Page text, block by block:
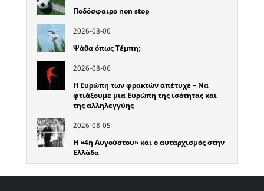
Ποδόσφαιρο non stop
2026-08-06
Ψάθα όπως Τέμπη;
2026-08-06
Η Ευρώπη των φρακτών απέτυχε – Να
φτιάξουμε μια Ευρώπη της ισότητας και
της αλληλεγγύης
2026-08-05
Η «4η Αυγούστου» και ο αυταρχισμός στην
Ελλάδα